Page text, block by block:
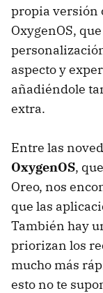
propia versión
OxygenOS,
aspecto y
añadiéndole
extra.
Entre las
OxygenOS,
Oreo, nos
que las
También hay
priorizan los
mucho más
esto no te